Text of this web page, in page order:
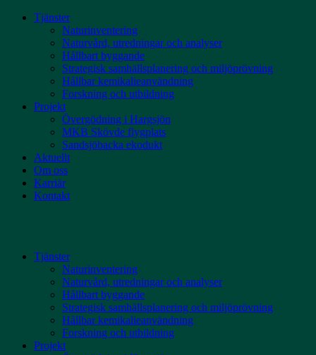
Skip
Tjänster
Naturinventering
Naturvård, utredningar och analyser
Hållbart byggande
Strategisk samhällsplanering och miljöprövning
Hållbar kemikalieanvändning
Forskning och utbildning
Projekt
Övergödning i Hargsjön
MKB Skövde flygplats
Sandsjöbacka ekodukt
Aktuellt
Om oss
Karriär
Kontakt
Tjänster
Naturinventering
Naturvård, utredningar och analyser
Hållbart byggande
Strategisk samhällsplanering och miljöprövning
Hållbar kemikalieanvändning
Forskning och utbildning
Projekt